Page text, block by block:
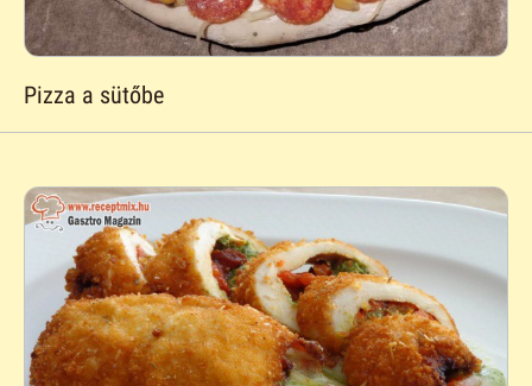
Pizza a sütőbe